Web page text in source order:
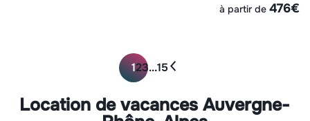
Location de vacances Auvergne-
à partir de 476€
123...15